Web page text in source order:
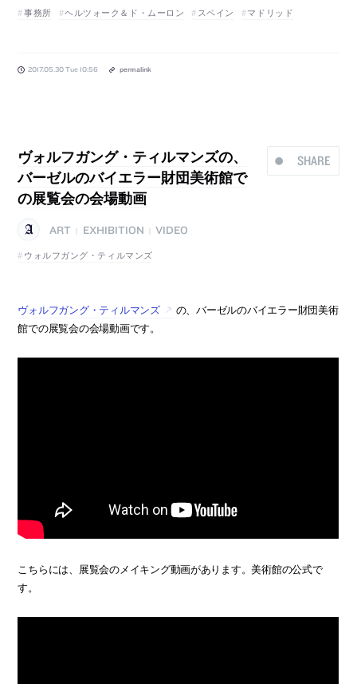
事務所 ヘルツォーク＆ド・ムーロン スペイン マドリッド
2017.05.30 Tue 10:56 permalink
SHARE
ヴォルフガング・ティルマンズの、
バーゼルのバイエラー財団美術館で
の展覧会の会場動画
ART EXHIBITION
VIDEO
ウォルフガング・ティルマンズ
ヴォルフガング・ティルマンズ
の、バーゼルのバイエラー財団美術
館での展覧会の会場動画です。
こちらには、展覧会のメイキング動画があります。美術館の公式で
す。